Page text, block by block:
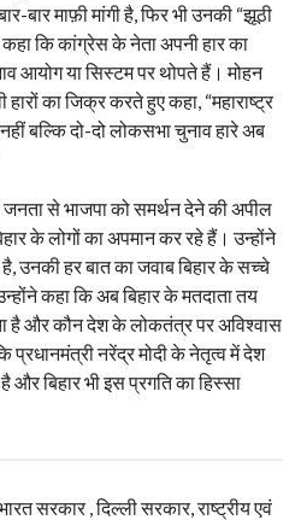
बार माफ़ी मांगी है, फिर भी उनकी “झूठी
कहा कि कांग्रेस के नेता अपनी हार का
आयोग या सिस्टम पर थोपते हैं। मोहन
का जिक्र करते हुए कहा, “महाराष्ट्र
नहीं बल्कि दो-दो लोकसभा चुनाव हारे अब
जनता से भाजपा को समर्थन देने की अपील
के लोगों का अपमान कर रहे हैं। उन्होंने
उनकी हर बात का जवाब बिहार के सच्चे
कहा कि अब बिहार के मतदाता तय
है और कौन देश के लोकतंत्र पर अविश्वास
प्रधानमंत्री नरेंद्र मोदी के नेतृत्व में देश
और बिहार भी इस प्रगति का हिस्सा
सरकार , दिल्ली सरकार, राष्ट्रीय एवं